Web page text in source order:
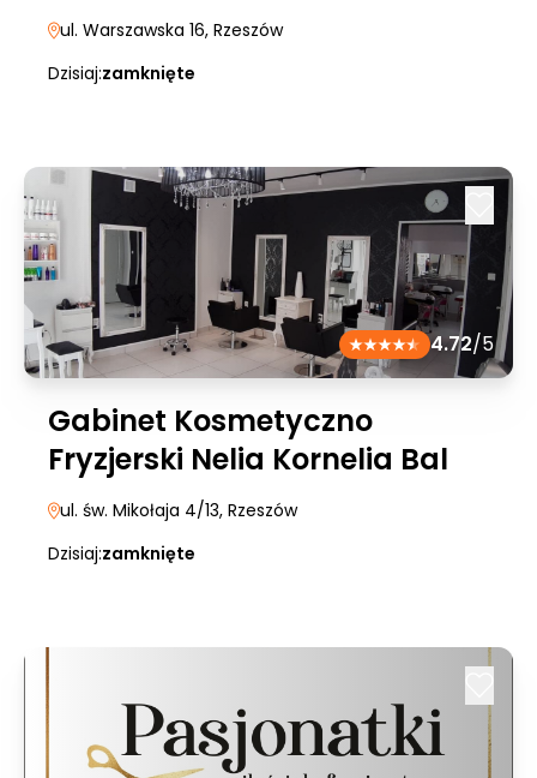
ul. Warszawska 16, Rzeszów
Dzisiaj:zamknięte
4.72/5
Gabinet Kosmetyczno
Fryzjerski Nelia Kornelia Bal
ul. św. Mikołaja 4/13, Rzeszów
Dzisiaj:zamknięte